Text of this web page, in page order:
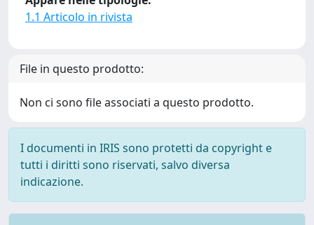
1.1 Articolo in rivista
File in questo prodotto:
Non ci sono file associati a questo prodotto.
I documenti in IRIS sono protetti da copyright e
tutti i diritti sono riservati, salvo diversa
indicazione.